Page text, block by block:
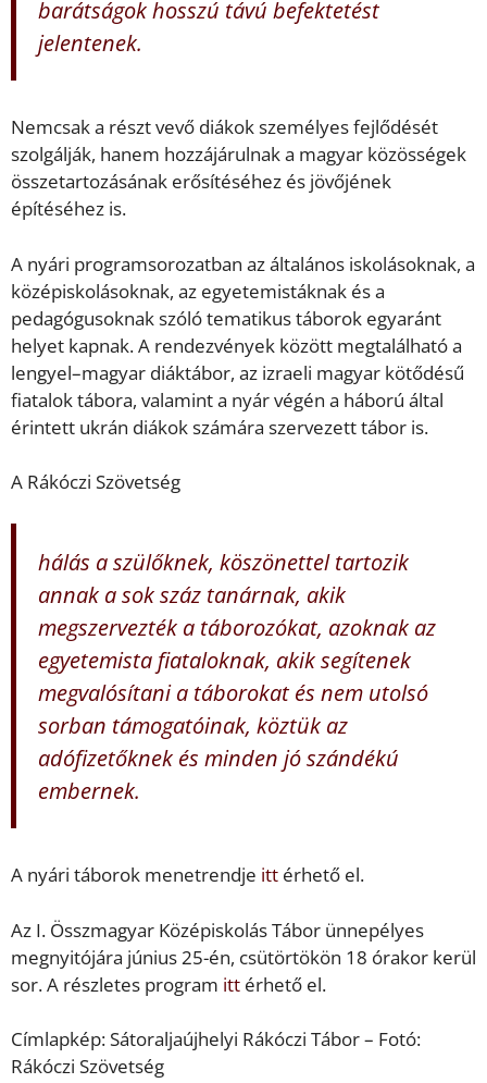
barátságok hosszú távú befektetést
jelentenek.
Nemcsak a részt vevő diákok személyes fejlődését
szolgálják, hanem hozzájárulnak a magyar közösségek
összetartozásának erősítéséhez és jövőjének
építéséhez is.
A nyári programsorozatban az általános iskolásoknak, a
középiskolásoknak, az egyetemistáknak és a
pedagógusoknak szóló tematikus táborok egyaránt
helyet kapnak. A rendezvények között megtalálható a
lengyel–magyar diáktábor, az izraeli magyar kötődésű
fiatalok tábora, valamint a nyár végén a háború által
érintett ukrán diákok számára szervezett tábor is.
A Rákóczi Szövetség
hálás a szülőknek, köszönettel tartozik
annak a sok száz tanárnak, akik
megszervezték a táborozókat, azoknak az
egyetemista fiataloknak, akik segítenek
megvalósítani a táborokat és nem utolsó
sorban támogatóinak, köztük az
adófizetőknek és minden jó szándékú
embernek.
A nyári táborok menetrendje itt érhető el.
Az I. Összmagyar Középiskolás Tábor ünnepélyes
megnyitójára június 25-én, csütörtökön 18 órakor kerül
sor. A részletes program itt érhető el.
Címlapkép: Sátoraljaújhelyi Rákóczi Tábor – Fotó:
Rákóczi Szövetség